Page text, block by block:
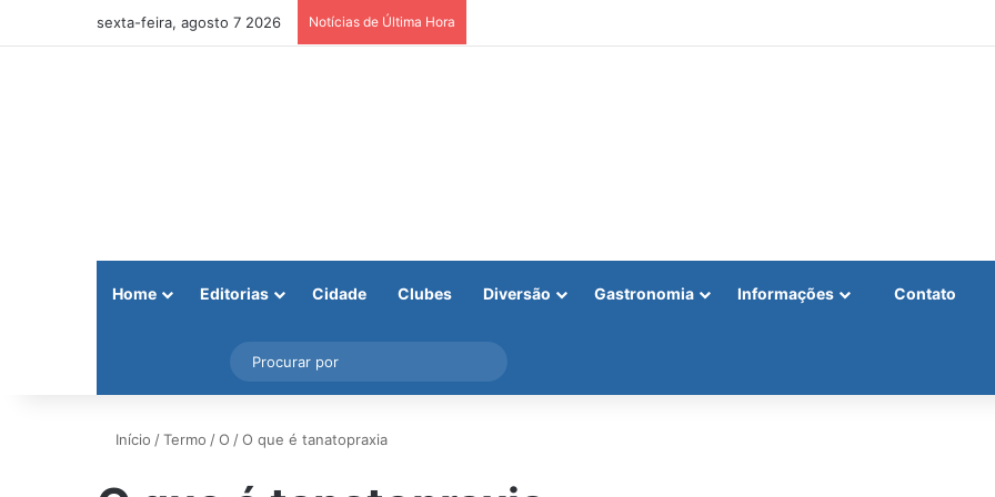
sexta-feira, agosto 7 2026 Notícias de Última Hora
Home Editorias Cidade Clubes Diversão Gastronomia Informações Contato
Instagram
Barra Lateral
por
Início /Termo /O /O que é tanatopraxia